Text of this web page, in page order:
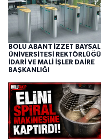
BOLU ABANT İZZET BAYSAL
ÜNİVERSİTESİ REKTÖRLÜĞÜ
İDARİ VE MALİ İŞLER DAİRE
BAŞKANLIĞI